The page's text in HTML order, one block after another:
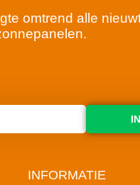
omtrend alle
INFORMATIE